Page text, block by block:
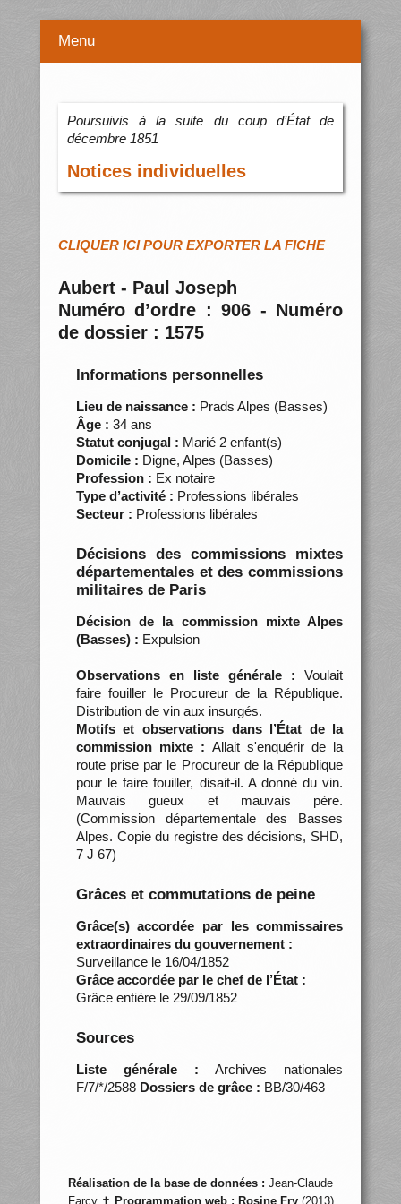
Menu
Poursuivis à la suite du coup d’État de
décembre 1851
Notices individuelles
CLIQUER ICI POUR EXPORTER LA FICHE
Aubert - Paul Joseph
Numéro d’ordre : 906 - Numéro
de dossier : 1575
Informations personnelles
Lieu de naissance : Prads Alpes (Basses)
Âge : 34 ans
Statut conjugal : Marié 2 enfant(s)
Domicile : Digne, Alpes (Basses)
Profession : Ex notaire
Type d’activité : Professions libérales
Secteur : Professions libérales
Décisions des commissions mixtes
départementales et des commissions
militaires de Paris
Décision de la commission mixte Alpes
(Basses) : Expulsion
Observations en liste générale : Voulait
faire fouiller le Procureur de la République.
Distribution de vin aux insurgés.
Motifs et observations dans l’État de la
commission mixte : Allait s'enquérir de la
route prise par le Procureur de la République
pour le faire fouiller, disait-il. A donné du vin.
Mauvais gueux et mauvais père.
(Commission départementale des Basses
Alpes. Copie du registre des décisions, SHD,
7 J 67)
Grâces et commutations de peine
Grâce(s) accordée par les commissaires
extraordinaires du gouvernement :
Surveillance le 16/04/1852
Grâce accordée par le chef de l’État :
Grâce entière le 29/09/1852
Sources
Liste générale : Archives nationales
F/7/*/2588 Dossiers de grâce : BB/30/463
Réalisation de la base de données : Jean-Claude
Farcy ✝ Programmation web : Rosine Fry(2013)